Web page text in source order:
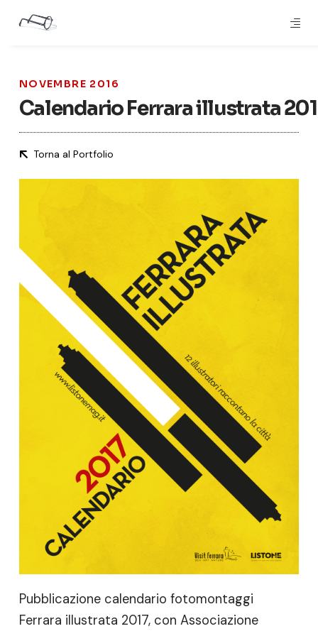
NOVEMBRE 2016
Calendario Ferrara illustrata
Torna al Portfolio
Pubblicazione calendario fotomontaggi
Ferrara illustrata 2017, con Associazione